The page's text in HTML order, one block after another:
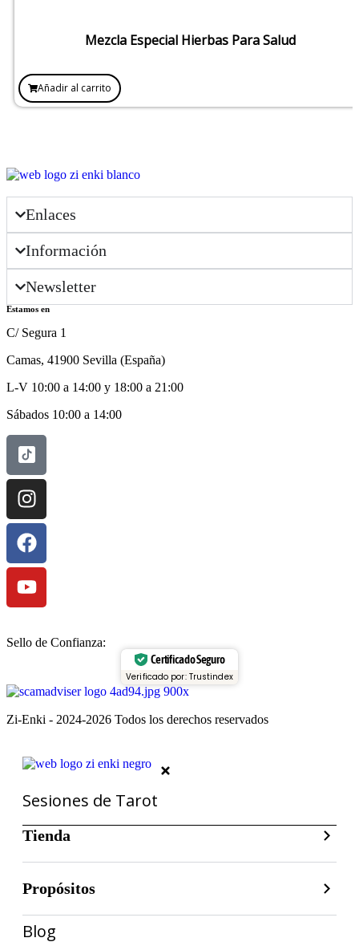
Mezcla Especial Hierbas Para Salud
Añadir al carrito
Enlaces
Información
Newsletter
Estamos en
C/ Segura 1
Camas, 41900 Sevilla (España)
L-V 10:00 a 14:00 y 18:00 a 21:00
Sábados 10:00 a 14:00
Sello de Confianza:
Certificado Seguro
Verificado por: Trustindex
Zi-Enki - 2024-2026 Todos los derechos reservados
Sesiones de Tarot
Tienda
Propósitos
Blog